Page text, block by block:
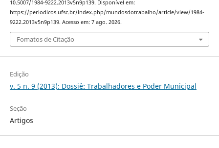
10.5007/1984-9222.2013v5n9p139. Disponível em:
https://periodicos.ufsc.br/index.php/mundosdotrabalho/article/view/1984-
9222.2013v5n9p139. Acesso em: 7 ago. 2026.
Fomatos de Citação
Edição
v. 5 n. 9 (2013): Dossiê: Trabalhadores e Poder Municipal
Seção
Artigos